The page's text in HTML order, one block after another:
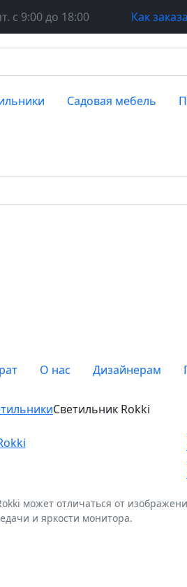
с 9:00 до 18:00 Как
Садовая мебель
О нас Дизайнерам
Светильник Rokki
может отличаться от
и яркости монитора.